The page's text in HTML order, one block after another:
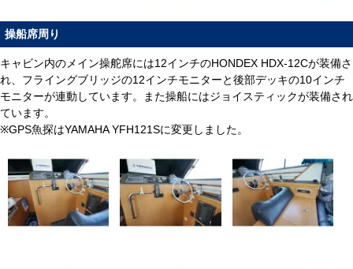
操船席周り
キャビン内のメイン操舵席には12インチのHONDEX HDX-12Cが装備さ
れ、フライングブリッジの12インチモニターと後部デッキの10インチ
モニターが連動しています。また操船にはジョイスティックが装備され
ています。
※GPS魚探はYAMAHA YFH121Sに変更しました。